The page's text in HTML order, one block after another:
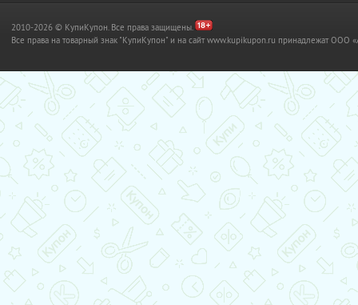
2010-2026 © КупиКупон. Все права защищены.
Все права на товарный знак "КупиКупон" и на сайт www.kupikupon.ru принадлежат